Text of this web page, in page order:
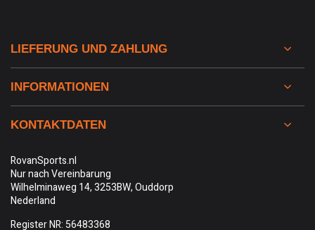
LIEFERUNG UND ZAHLUNG
INFORMATIONEN
KONTAKTDATEN
RovanSports.nl
Nur nach Vereinbarung
Wilhelminaweg 14, 3253BW, Ouddorp
Nederland
Register NR: 56483368